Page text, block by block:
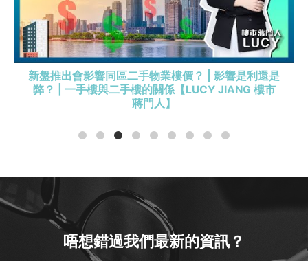
新盤推出會影響同區二手物業樓價？ | 影響是利還是
弊？ | 一手樓與二手樓的關係【LUCY JIANG 樓市
蔣門人】
唔想錯過我們最新的資訊？